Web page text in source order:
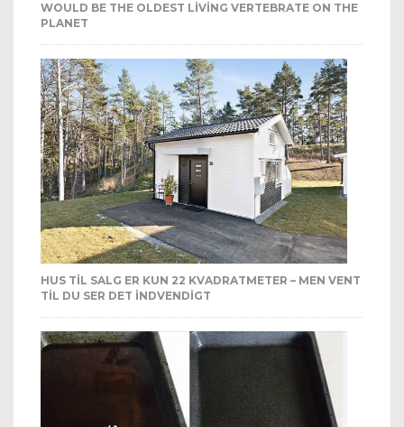
WOULD BE THE OLDEST LIVING VERTEBRATE ON THE
PLANET
HUS TIL SALG ER KUN 22 KVADRATMETER – MEN VENT
TIL DU SER DET INDVENDIGT